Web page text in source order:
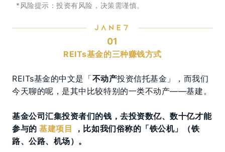
*风险提示：投资有风险，决策需谨慎。
01
REITs基金的三种赚钱方式
REITs基金的中文是「不动产投资信托基金」，而我们
今天聊的呢，是其中比较特别的一类不动产——基建。
基金公司汇集投资者们的钱，去投资数亿、数十亿才能
参与的 基建项目
，比如我们俗称的「铁公机」（铁
路、公路、机场）。